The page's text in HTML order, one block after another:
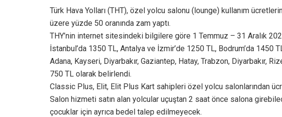
Türk Hava Yolları (THT), özel yolcu salonu (lounge) kullanım
üzere yüzde 50 oranında zam yaptı.
THY’nin internet sitesindeki bilgilere göre 1 Temmuz – 31 Aralık
İstanbul’da 1350 TL, Antalya ve İzmir’de 1250 TL, Bodrum’da 1450
Adana, Kayseri, Diyarbakır, Gaziantep, Hatay, Trabzon, Diyarbakır,
750 TL olarak belirlendi.
Classic Plus, Elit, Elit Plus Kart sahipleri özel yolcu salonlarından
Salon hizmeti satın alan yolcular uçuştan 2 saat önce salona
çocuklar için ayrıca bedel talep edilmeyecek.